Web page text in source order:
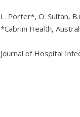
L. Porter*, O. Sultan,
*Cabrini Health,
Journal of Hospital